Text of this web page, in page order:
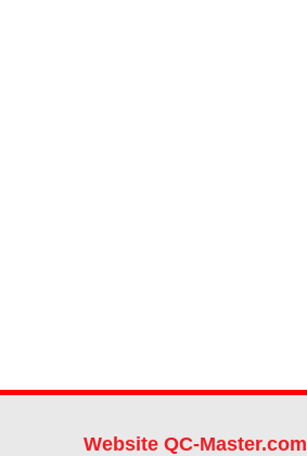
Website QC-Master.com